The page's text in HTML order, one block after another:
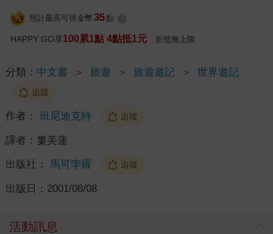
預計最高可得金幣 35 點
HAPPY GO享100累1點 4點抵1元 折抵無上限
分類： 中文書 ＞ 旅遊 ＞ 旅遊遊記 ＞ 世界遊記
追蹤
作者： 班尼迪克特 追蹤
譯者： 婁美蓮
出版社： 馬可孛羅 追蹤
出版日： 2001/08/08
活動訊息